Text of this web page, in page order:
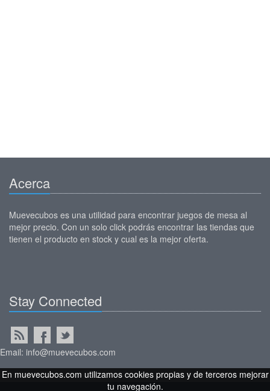
Acerca
Muevecubos es una utilidad para encontrar juegos de mesa al
mejor precio. Con un solo click podrás encontrar las tiendas que
tienen el producto en stock y cual es la mejor oferta.
Stay Connected
Email: info@muevecubos.com
En muevecubos.com utilizamos cookies propias y de terceros mejorar
tu navegación.